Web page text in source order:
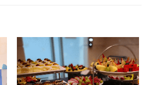
Add to
wishlist